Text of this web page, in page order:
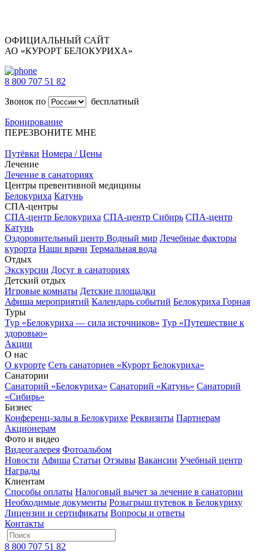
ОФИЦИАЛЬНЫЙ САЙТ
АО «КУРОРТ БЕЛОКУРИХА»
8 800 707 51 82
Звонок по
бесплатный
Бронирование
ПЕРЕЗВОНИТЕ МНЕ
Путёвки Номера / Цены
Лечение
Лечение в санаториях
Центры превентивной медицины
Белокуриха Катунь
СПА-центры
СПА-центр Белокуриха СПА-центр Сибирь СПА-центр
Катунь
Оздоровительный центр Водный мир Лечебные факторы
курорта Наши врачи Термальная вода
Отдых
Экскурсии Досуг в санаториях
Детский отдых
Игровые комнаты Детские площадки
Афиша мероприятий Календарь событий Белокуриха Горная
Туры
Тур «Белокуриха — сила источников» Тур «Путешествие к
здоровью»
Акции
О нас
О курорте Сеть санаториев «Курорт Белокуриха»
Санатории
Санаторий «Белокуриха» Санаторий «Катунь» Санаторий
«Сибирь»
Бизнес
Конференц-залы в Белокурихе Реквизиты Партнерам
Акционерам
Фото и видео
Видеогалерея Фотоальбом
Новости Афиша Статьи Отзывы Вакансии Учебный центр
Награды
Клиентам
Способы оплаты Налоговый вычет за лечение в санатории
Необходимые документы Розыгрыш путевок в Белокуриху
Лицензии и сертификаты Вопросы и ответы
Контакты
8 800 707 51 82